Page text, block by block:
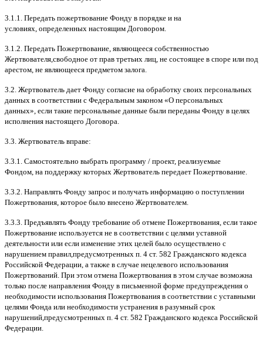
3.1.1. Передать пожертвование Фонду в порядке и на
условиях определенных настоящим Договором
3.1.2. Передать Пожертвование являющееся собственностью
Жертвователя свободное от прав третьих лиц не состоящее в споре или под
арестом не являющееся предметом залога
3.2. Жертвователь дает Фонду согласие на обработку своих персональных
данных в соответствии с Федеральным законом «О персональных
данных», если такие персональные данные были переданы Фонду в целях
исполнения настоящего Договора
3.3. Жертвователь вправе:
3.3.1. Самостоятельно выбрать программу / проект, реализуемые
Фондом на поддержку которых Жертвователь передает Пожертвование
3.3.2. Направлять Фонду запрос и получать информацию о поступлении
Пожертвования которое было внесено Жертвователем
3.3.3. Предъявлять Фонду требование об отмене Пожертвования если такое
Пожертвование используется не в соответствии с целями уставной
деятельности или если изменение этих целей было осуществлено с
нарушением правил предусмотренных п . 4 ст. 582 Гражданского кодекса
Российской Федерации а также в случае нецелевого использования
Пожертвований При этом отмена Пожертвования в этом случае возможна
только после направления Фонду в письменной форме предупреждения о
необходимости использования Пожертвования в соответствии с уставными
целями Фонда или необходимости устранения в разумный срок
нарушений предусмотренных п . 4 ст. 582 Гражданского кодекса Российской
Федерации